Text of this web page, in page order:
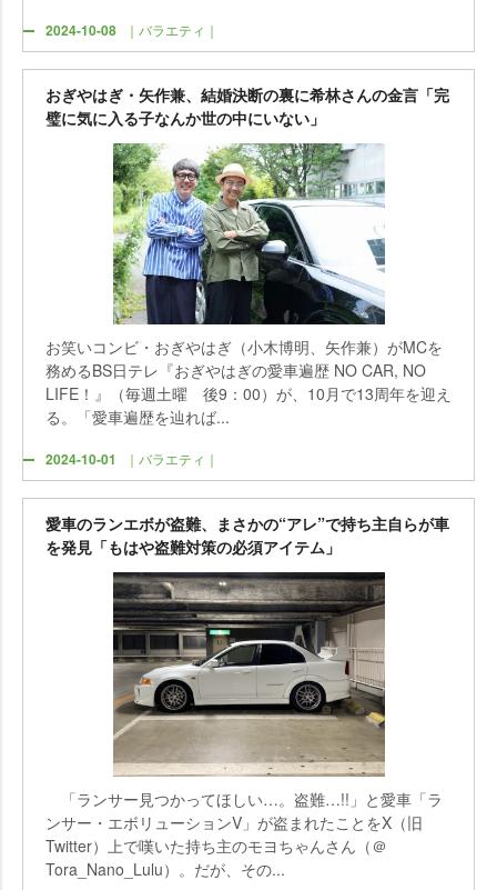
2024-10-08 ｜バラエティ｜
おぎやはぎ・矢作兼、結婚決断の裏に希林さんの金言「完
璧に気に入る子なんか世の中にいない」
お笑いコンビ・おぎやはぎ（小木博明、矢作兼）がMCを
務めるBS日テレ『おぎやはぎの愛車遍歴 NO CAR, NO
LIFE！』（毎週土曜 後9：00）が、10月で13周年を迎え
る。「愛車遍歴を辿れば...
2024-10-01 ｜バラエティ｜
愛車のランエボが盗難、まさかの“アレ”で持ち主自らが車
を発見「もはや盗難対策の必須アイテム」
「ランサー見つかってほしい…。盗難…!!」と愛車「ラ
ンサー・エボリューションV」が盗まれたことをX（旧
Twitter）上で嘆いた持ち主のモヨちゃんさん（＠
Tora_Nano_Lulu）。だが、その...